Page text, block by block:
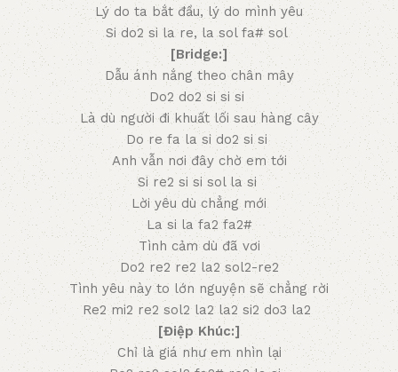
Lý do ta bắt đầu, lý do mình yêu
Si do2 si la re, la sol fa# sol
[Bridge:]
Dẫu ánh nắng theo chân mây
Do2 do2 si si si
Là dù người đi khuất lối sau hàng cây
Do re fa la si do2 si si
Anh vẫn nơi đây chờ em tới
Si re2 si si sol la si
Lời yêu dù chẳng mới
La si la fa2 fa2#
Tình cảm dù đã vơi
Do2 re2 re2 la2 sol2-re2
Tình yêu này to lớn nguyện sẽ chẳng rời
Re2 mi2 re2 sol2 la2 la2 si2 do3 la2
[Điệp Khúc:]
Chỉ là giá như em nhìn lại